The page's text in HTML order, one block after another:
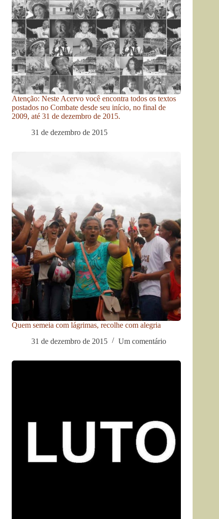
Atenção: Neste Acervo você encontra todos os textos
postados no Combate desde seu início, no final de
2009, até 31 de dezembro de 2015.
31 de dezembro de 2015
Quem semeia com lágrimas, recolhe com alegria
31 de dezembro de 2015
Um comentário